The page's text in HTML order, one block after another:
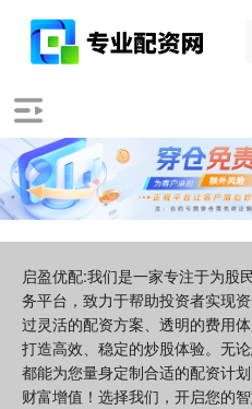
启盈优配:我们是一家专注于为股
务平台，致力于帮助投资者实现
过灵活的配资方案、透明的费用
打造高效、稳定的炒股体验。无
都能为您量身定制合适的配资计
财富增值！选择我们，开启您的